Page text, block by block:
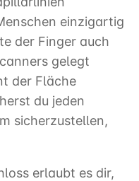
einzigartig
der Finger auch
gelegt
der Fläche
du jeden
sicherzustellen,
erlaubt es dir,